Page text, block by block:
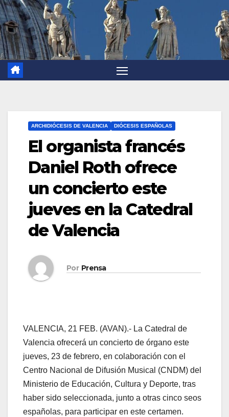
ARCHIDIÓCESIS DE VALENCIA DIÓCESIS ESPAÑOLAS
El organista francés
Daniel Roth ofrece
un concierto este
jueves en la Catedral
de Valencia
Por Prensa
VALENCIA, 21 FEB. (AVAN).- La Catedral de
Valencia ofrecerá un concierto de órgano este
jueves, 23 de febrero, en colaboración con el
Centro Nacional de Difusión Musical (CNDM) del
Ministerio de Educación, Cultura y Deporte, tras
haber sido seleccionada, junto a otras cinco seos
españolas, para participar en este certamen.